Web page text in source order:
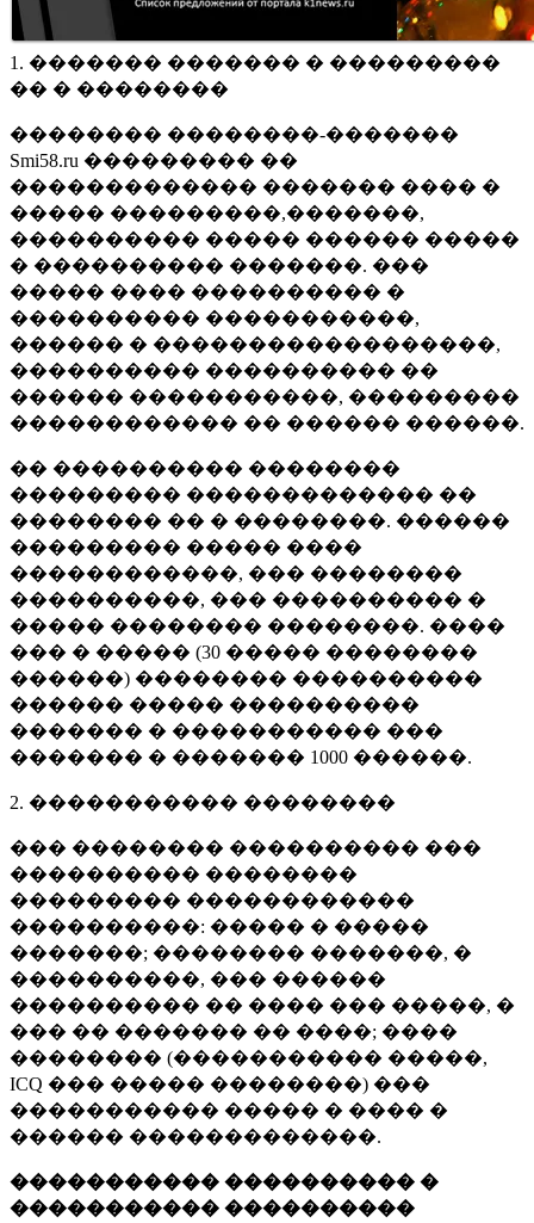
1. ������� ������� � ���������
�� � ��������
�������� ��������-�������
Smi58.ru ��������� ��
������������� ������� ���� �
����� ���������,�������,
���������� ����� ������ �����
� ���������� �������. ���
����� ���� ���������� �
���������� �����������,
������ � ������������������,
���������� ���������� ��
������ �����������, ���������
������������ �� ������ ������.
�� ���������� ��������
��������� ������������� ��
�������� �� � ��������. ������
��������� ����� ����
������������, ��� ��������
����������, ��� ���������� �
����� �������� ��������. ����
��� � ����� (30 ����� ��������
������) �������� ����������
������ ����� ����������
������� � ����������� ���
������� � ������� 1000 ������.
2. ����������� ��������
��� �������� ���������� ���
���������� ��������
��������� ������������
����������: ����� � �����
�������; �������� �������, �
����������, ��� ������
���������� �� ���� ��� �����, �
��� �� ������� �� ����; ����
�������� (����������� �����,
ICQ ��� ����� ��������) ���
����������� ����� � ���� �
������ �������������.
����������� ���������� �
����������� ����������